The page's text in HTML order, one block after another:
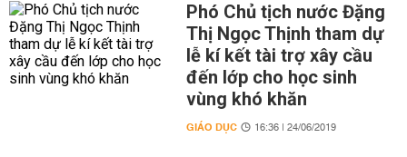
Phó Chủ tịch nước Đặng
Thị Ngọc Thịnh tham dự
lễ kí kết tài trợ xây cầu
đến lớp cho học sinh
vùng khó khăn
GIÁO DỤC 16:36 | 24/06/2019